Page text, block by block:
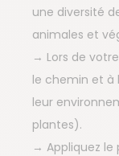
une diversité
animales et
→ Lors de
le chemin et à
leur
plantes).
→ Appliquez le